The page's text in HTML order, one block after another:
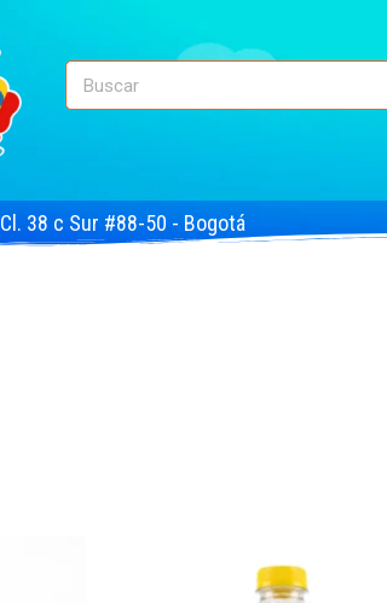
Cl. 38 c Sur #88-50 - Bogotá